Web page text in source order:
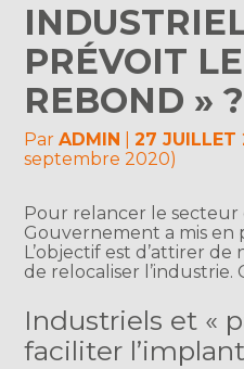
PRÉVOIT
REBOND » ?
ParADMIN |27 JUILLET
septembre 2020)
Pour relancer le secteur
Gouvernement a mis en
L’objectif est d’attirer
de relocaliser l’industrie.
Industriels et «
faciliter